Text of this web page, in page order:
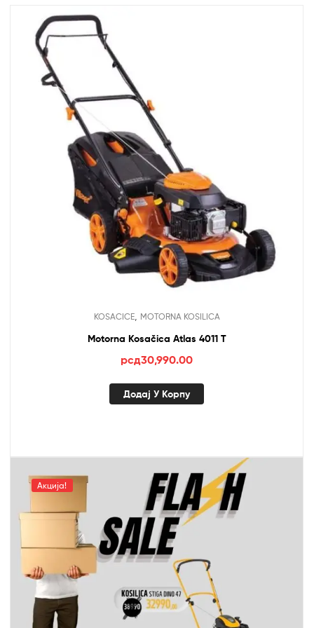
KOSACICE, MOTORNA KOSILICA
Motorna Kosačica Atlas 4011 T
рсд30,990.00
Додај У Корпу
Акција!